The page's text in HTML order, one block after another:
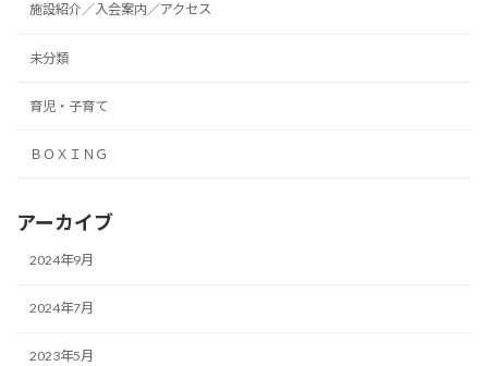
施設紹介／入会案内／アクセス
未分類
育児・子育て
ＢＯＸＩＮＧ
アーカイブ
2024年9月
2024年7月
2023年5月